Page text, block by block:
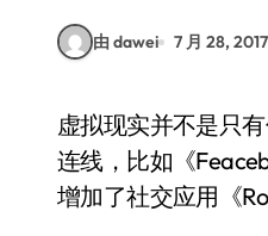
由 dawei 7 月 28, 2017
虚拟现实并不是只有你一个人在玩耍，实际上已经有很多社交应用可以让你和世界各地的人一起
连线，比如《
增加了社交应用《